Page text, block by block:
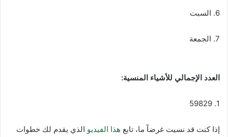
6. السبت
7. الجمعة
العدد الإجمالي للأشياء المنسية:
1. 59829
إذا كنت قد نسيت غرضاً ما، تابع هذا الفيديو الذي يقدم لك خطوات